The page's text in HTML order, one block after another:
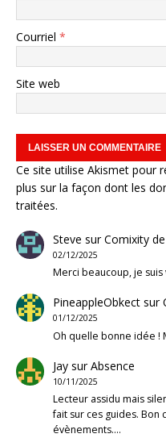
Courriel *
Site web
Ce site utilise Akismet pour
plus sur la façon dont les
traitées.
Steve surComixity
02/12/2025
Merci beaucoup, je
PineappleObkectsur
01/12/2025
Oh quelle bonne idée !
JaysurAbsence
10/11/2025
Lecteur assidu mais
fait sur ces guides. Bon
évènements.…